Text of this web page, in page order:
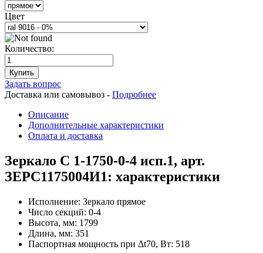
Цвет
Количество:
Купить
Задать вопрос
Доставка или самовывоз - Подробнее
Описание
Дополнительные характеристики
Оплата и доставка
Зеркало С 1-1750-0-4 исп.1, арт.
ЗЕРС1175004И1: характеристики
Исполнение: Зеркало прямое
Число секций: 0-4
Высота, мм: 1799
Длина, мм: 351
Паспортная мощность при Δt70, Вт: 518